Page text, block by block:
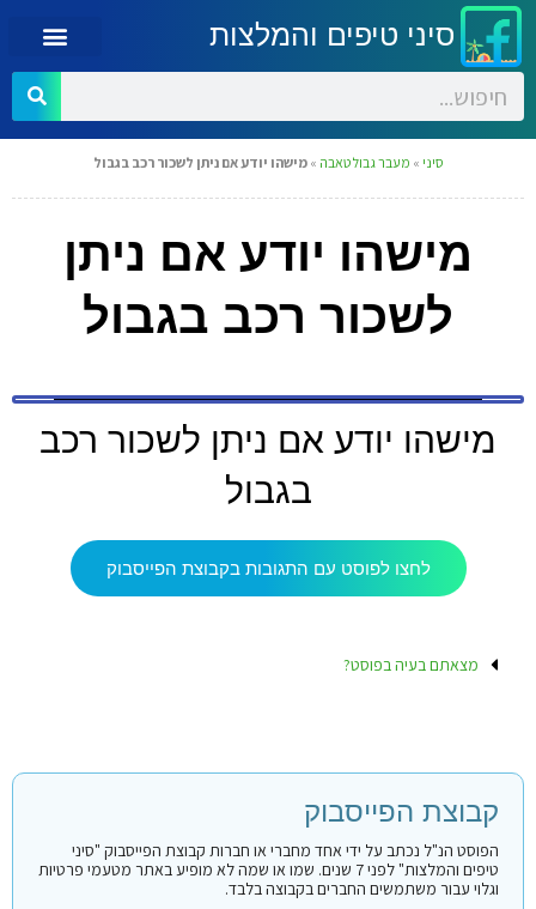
סיני טיפים והמלצות
סיני » מעבר גבול טאבה »מישהו יודע אם ניתן לשכור רכב בגבול
מישהו יודע אם ניתן
לשכור רכב בגבול
מישהו יודע אם ניתן לשכור רכב
בגבול
לחצו לפוסט עם התגובות בקבוצת הפייסבוק
מצאתם בעיה בפוסט?
קבוצת הפייסבוק
הפוסט הנ"ל נכתב על ידי אחד מחברי או חברות קבוצת הפייסבוק "סיני
טיפים והמלצות" לפני 7 שנים. שמו או שמה לא מופיע באתר מטעמי פרטיות
וגלוי עבור משתמשים החברים בקבוצה בלבד.